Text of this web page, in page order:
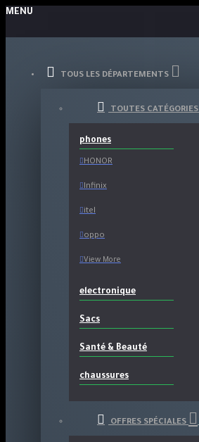
MENU
TOUS LES DÉPARTEMENTS
TOUTES CATÉGORIES
phones
HONOR
Infinix
itel
oppo
View More
electronique
Sacs
Santé & Beauté
chaussures
OFFRES SPÉCIALES